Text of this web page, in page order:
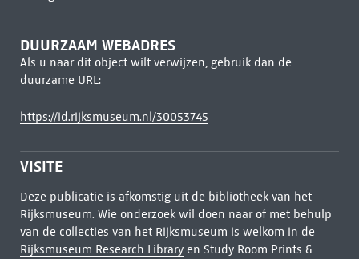
DUURZAAM WEBADRES
Als u naar dit object wilt verwijzen, gebruik dan de
duurzame URL:
https://id.rijksmuseum.nl/30053745
VISITE
Deze publicatie is afkomstig uit de bibliotheek van het
Rijksmuseum. Wie onderzoek wil doen naar of met behulp
van de collecties van het Rijksmuseum is welkom in de
Rijksmuseum Research Libraryen Study Room Prints &